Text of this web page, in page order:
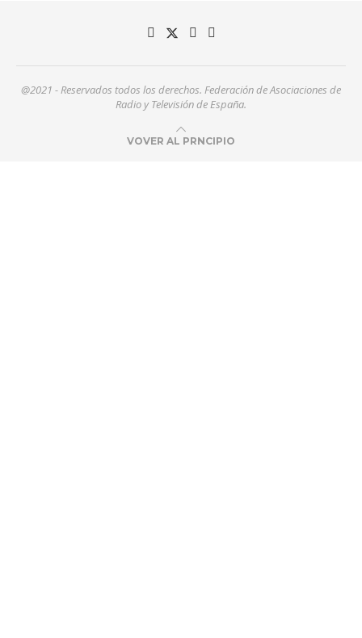
@2021 - Reservados todos los derechos. Federación de Asociaciones de
Radio y Televisión de España.
VOVER AL PRNCIPIO